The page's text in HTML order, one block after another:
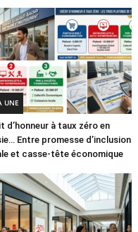
UNE
d’honneur à taux zéro en
Entre promesse d’inclusion
et casse-tête économique